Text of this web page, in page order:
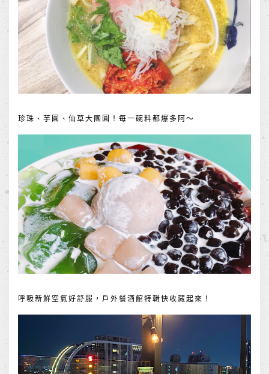
珍珠、芋圓、仙草大團圓！每一碗料都爆多阿～
呼吸新鮮空氣好舒服，戶外餐酒館特輯快收藏起來！